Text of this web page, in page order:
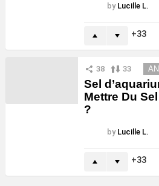
by Lucille L.
33
38 33
Sel
Mettre Du
?
by Lucille L.
33